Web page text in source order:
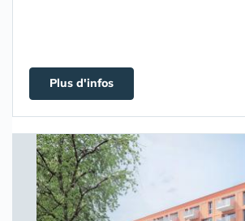
Plus d'infos